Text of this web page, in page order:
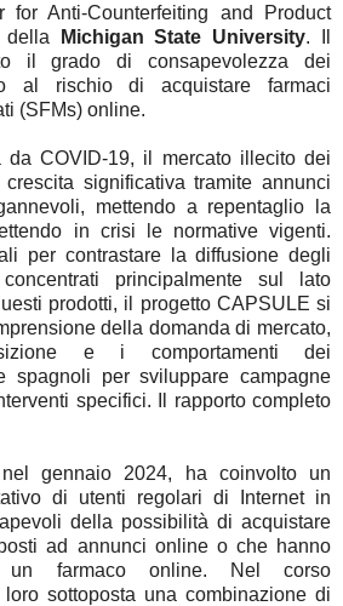
for Anti-Counterfeiting and Product
della
Michigan State University. Il
il grado di consapevolezza dei
al rischio di acquistare farmaci
(SFMs) online.
da COVID-19, il mercato illecito dei
significativa tramite annunci
mettendo a repentaglio la
in crisi le normative vigenti.
per contrastare la diffusione degli
principalmente sul lato
prodotti, il progetto CAPSULE si
della domanda di mercato,
e i comportamenti dei
spagnoli per sviluppare campagne
specifici. Il rapporto completo
gennaio 2024, ha coinvolto un
di utenti regolari di Internet in
della possibilità di acquistare
ad annunci online o che hanno
un farmaco online. Nel corso
sottoposta una combinazione di